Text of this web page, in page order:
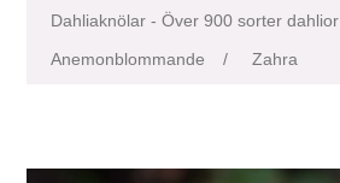
Dahliaknölar - Över 900 sorter dahlior
Anemonblommande
/ Zahra